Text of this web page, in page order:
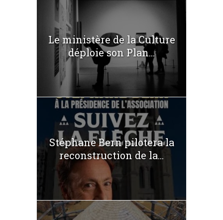
Le ministère de la Culture
déploie son Plan...
Stéphane Bern pilotera la
reconstruction de la...